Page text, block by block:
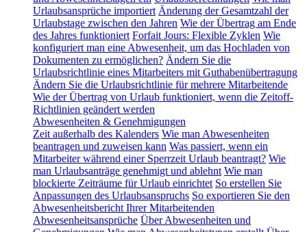
Urlaubsansprüche importiert Änderung der Gesamtzahl der
Urlaubstage zwischen den Jahren Wie der Übertrag am Ende
des Jahres funktioniert Forfait Jours: Flexible Zyklen Wie
konfiguriert man eine Abwesenheit, um das Hochladen von
Dokumenten zu ermöglichen? Ändern Sie die
Urlaubsrichtlinie eines Mitarbeiters mit Guthabenübertragung
Ändern Sie die Urlaubsrichtlinie für mehrere Mitarbeitende
Wie der Übertrag von Urlaub funktioniert, wenn die Zeitoff-
Richtlinien geändert werden
Abwesenheiten & Genehmigungen
Zeit außerhalb des Kalenders Wie man Abwesenheiten
beantragen und zuweisen kann Was passiert, wenn ein
Mitarbeiter während einer Sperrzeit Urlaub beantragt? Wie
man Urlaubsanträge genehmigt und ablehnt Wie man
blockierte Zeiträume für Urlaub einrichtet So erstellen Sie
Anpassungen des Urlaubsanspruchs So exportieren Sie den
Abwesenheitsbericht Ihrer Mitarbeitenden
Abwesenheitsansprüche Über Abwesenheiten und